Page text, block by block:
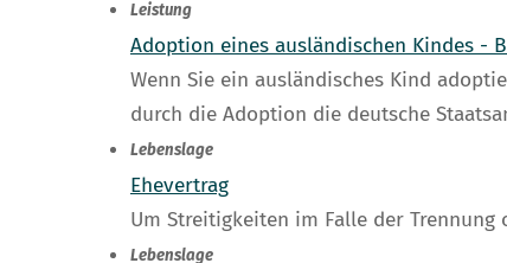
Leistung
Adoption eines ausländischen Kindes -
Wenn Sie ein ausländisches Kind
durch die Adoption die deutsche
Lebenslage
Ehevertrag
Um Streitigkeiten im Falle der Trennung
Lebenslage